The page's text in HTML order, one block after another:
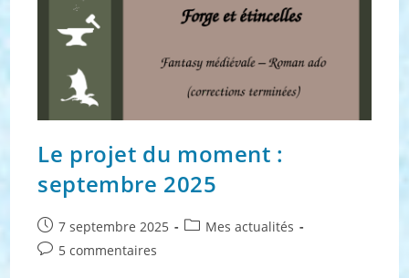
Le projet du moment :
septembre 2025
Publication
publiée :
7 septembre 2025
PostMes actualités
Commentaires
5 commentaires